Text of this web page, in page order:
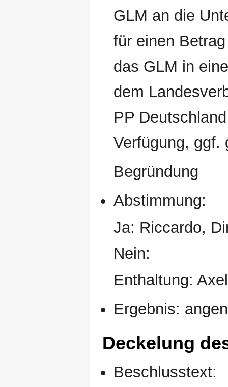
GLM an die
für einen
das GLM in
dem
PP
Verfügung, ggf.
Begründung
Abstimmung:
Ja: Riccardo,
Nein:
Enthaltung: Axel
Ergebnis:
Deckelung
Beschlusstext: